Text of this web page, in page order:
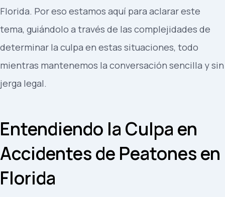
Florida. Por eso estamos aquí para aclarar este
tema, guiándolo a través de las complejidades de
determinar la culpa en estas situaciones, todo
mientras mantenemos la conversación sencilla y sin
jerga legal.
Entendiendo la Culpa en
Accidentes de Peatones en
Florida